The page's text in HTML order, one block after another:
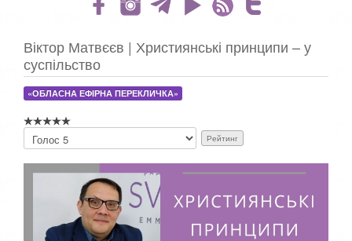
Віктор Матвєєв | Християнські принципи – у
суспільство
«ОБЛАСНА ЕФІРНА ПЕРЕКЛИЧКА»
у
д